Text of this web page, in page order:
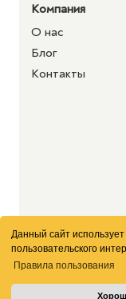
Данный сайт
пользовательского
Правила пользования
Компания
О нас
Блог
Контакты
©2026
права защищены